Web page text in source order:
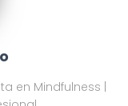
en Mindfulness |